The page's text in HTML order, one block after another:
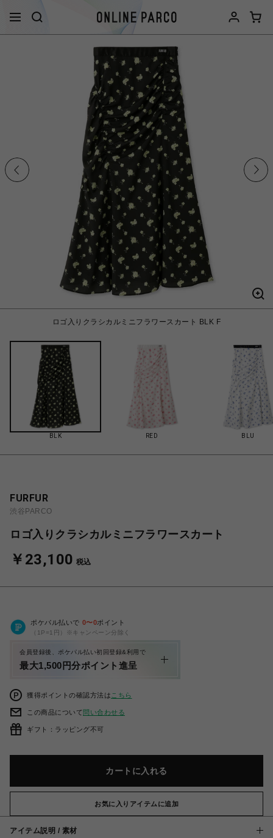
ロゴ入りクラシカルミニフラワースカート BLK F
BLK RED BLU
FURFUR
渋谷PARCO
ロゴ入りクラシカルミニフラワースカート
￥23,100 税込
ポケパル払いで 0〜0ポイント
（1P=1円）※キャンペーン分除く
会員登録後、ポケパル払い初回登録&利用で
最大1,500円分ポイント進呈
獲得ポイントの確認方法は こちら
この商品について問い合わせる
ギフト：ラッピング不可
カートに入れる
お気に入りアイテムに追加
アイテム説明 / 素材